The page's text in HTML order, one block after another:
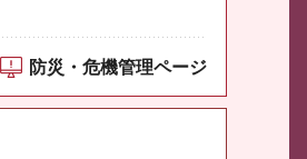
防災・危機管理ページ